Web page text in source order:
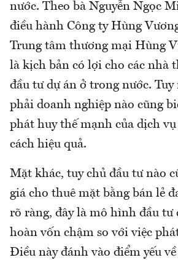
nước. Theo bà Nguyễn Ngọc
điều hành Công ty Hùng
Trung tâm thương mại Hùng
là kịch bản có lợi cho các nhà
đầu tư dự án ở trong nước.
phải doanh nghiệp nào cũng
phát huy thế mạnh của dịch
cách hiệu quả.
Mặt khác, tuy chủ đầu tư nào
giá cho thuê mặt bằng bán lẻ
rõ ràng, đây là mô hình đầu tư
hoàn vốn chậm so với việc
Điều này đánh vào điểm yếu